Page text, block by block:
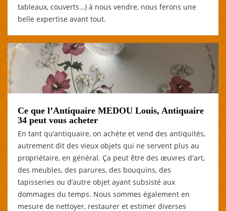
tableaux, couverts…) à nous vendre, nous ferons une
belle expertise avant tout.
Ce que l’Antiquaire MEDOU Louis, Antiquaire
34 peut vous acheter
En tant qu’antiquaire, on achète et vend des antiquités,
autrement dit des vieux objets qui ne servent plus au
propriétaire, en général. Ça peut être des œuvres d'art,
des meubles, des parures, des bouquins, des
tapisseries ou d’autre objet ayant subsisté aux
dommages du temps. Nous sommes également en
mesure de nettoyer, restaurer et estimer diverses